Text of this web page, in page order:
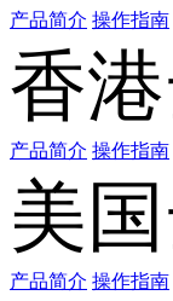
产品简介 操作指南
香
产品简介 操作指南
美
产品简介 操作指南